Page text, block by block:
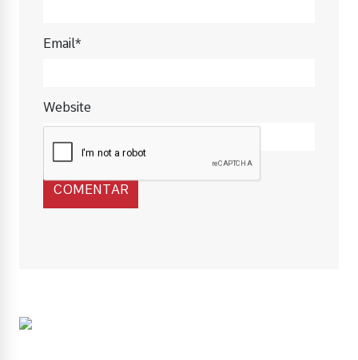
Email*
Website